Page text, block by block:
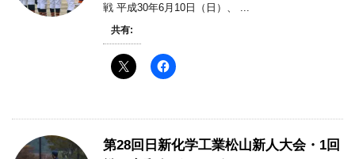
戦 平成30年6月10日（日）、 ...
共有:
第28回日新化学工業松山新人大会・1回